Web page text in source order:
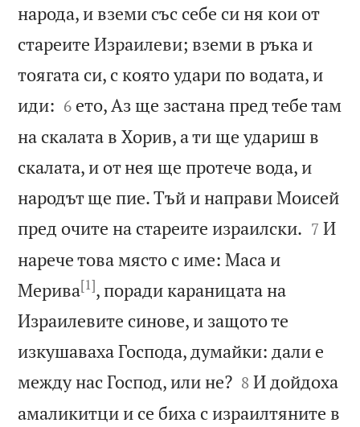
народа, и вземи със себе си ня кои от
стареите Израилеви; вземи в ръка и
тоягата си, с която удари по водата, и
иди: 

6 ето, Аз ще застана пред тебе там
на скалата в Хорив, а ти ще удариш в
скалата, и от нея ще протече вода, и
народът ще пие. Тъй и направи Моисей
пред очите на стареите израилски. 

7 И
нарече това място с име: Маса и
Мерива[1], поради караницата на
Израилевите синове, и защото те
изкушаваха Господа, думайки: дали е
между нас Господ, или не?
8 И дойдоха
амаликитци и се биха с израилтяните в